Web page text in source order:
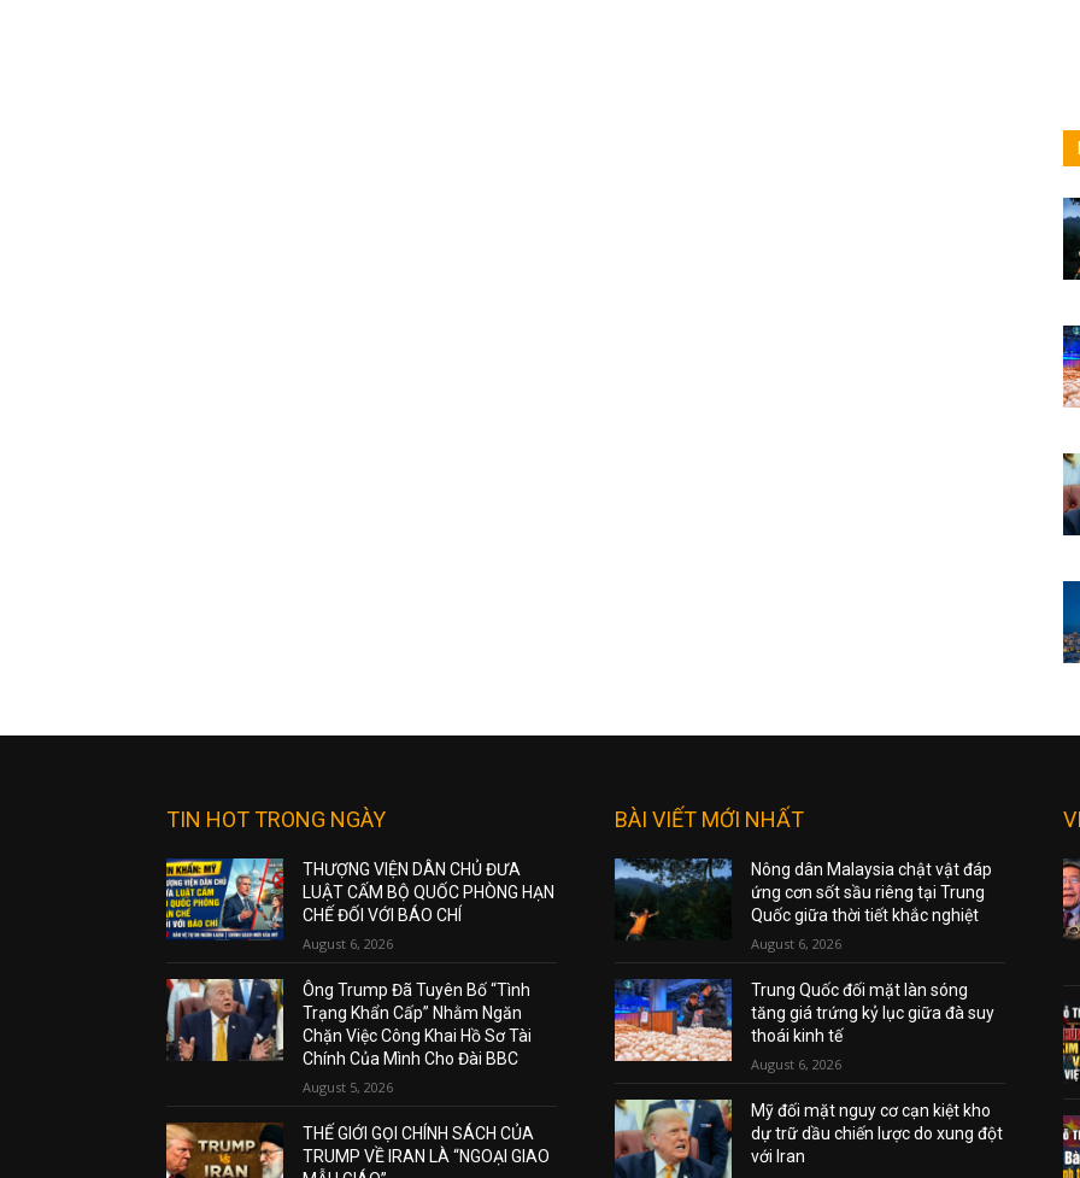
TIN HOT TRONG NGÀY
THƯỢNG VIỆN DÂN CHỦ ĐƯA
LUẬT CẤM BỘ QUỐC PHÒNG HẠN
CHẾ ĐỐI VỚI BÁO CHÍ
August 6, 2026
Ông Trump Đã Tuyên Bố “Tình
Trạng Khẩn Cấp” Nhằm Ngăn
Chặn Việc Công Khai Hồ Sơ Tài
Chính Của Mình Cho Đài BBC
August 5, 2026
THẾ GIỚI GỌI CHÍNH SÁCH CỦA
TRUMP VỀ IRAN LÀ “NGOẠI GIAO
BÀI VIẾT MỚI NHẤT
Nông dân Malaysia chật vật đáp
ứng cơn sốt sầu riêng tại Trung
Quốc giữa thời tiết khắc nghiệt
August 6, 2026
Trung Quốc đối mặt làn sóng
tăng giá trứng kỷ lục giữa đà suy
thoái kinh tế
August 6, 2026
Mỹ đối mặt nguy cơ cạn kiệt kho
dự trữ dầu chiến lược do xung đột
với Iran